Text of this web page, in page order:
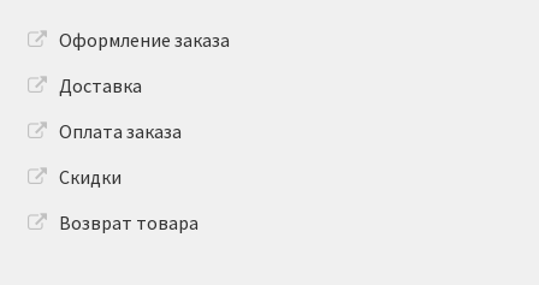
Оформление заказа
Доставка
Оплата заказа
Скидки
Возврат товара